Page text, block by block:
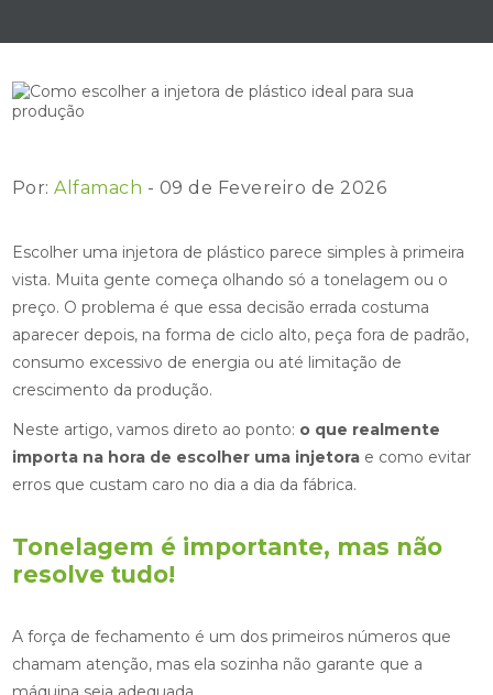
Por: Alfamach - 09 de Fevereiro de 2026
Escolher uma injetora de plástico parece simples à primeira
vista. Muita gente começa olhando só a tonelagem ou o
preço. O problema é que essa decisão errada costuma
aparecer depois, na forma de ciclo alto, peça fora de padrão,
consumo excessivo de energia ou até limitação de
crescimento da produção.
Neste artigo, vamos direto ao ponto: o que realmente
importa na hora de escolher uma injetorae como evitar
erros que custam caro no dia a dia da fábrica.
Tonelagem é importante, mas não
resolve tudo!
A força de fechamento é um dos primeiros números que
chamam atenção, mas ela sozinha não garante que a